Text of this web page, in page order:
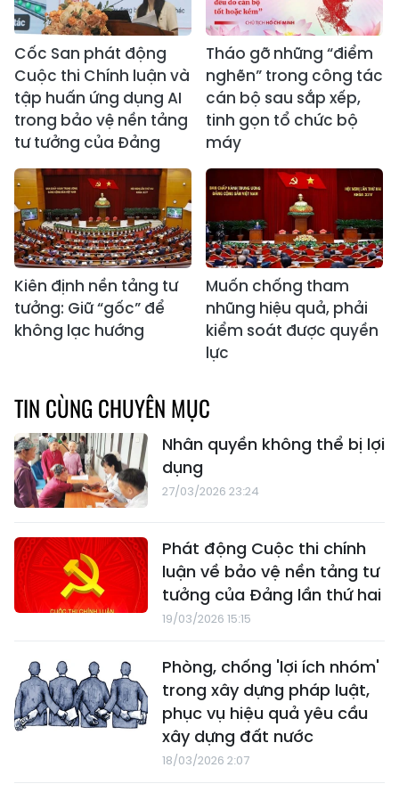
Cốc San phát động
Cuộc thi Chính luận và
tập huấn ứng dụng AI
trong bảo vệ nền tảng
tư tưởng của Đảng
Tháo gỡ những “điểm
nghẽn” trong công tác
cán bộ sau sắp xếp,
tinh gọn tổ chức bộ
máy
Kiên định nền tảng tư
tưởng: Giữ “gốc” để
không lạc hướng
Muốn chống tham
nhũng hiệu quả, phải
kiểm soát được quyền
lực
TIN CÙNG CHUYÊN MỤC
Nhân quyền không thể bị lợi
dụng
27/03/2026 23:24
Phát động Cuộc thi chính
luận về bảo vệ nền tảng tư
tưởng của Đảng lần thứ hai
19/03/2026 15:15
Phòng, chống 'lợi ích nhóm'
trong xây dựng pháp luật,
phục vụ hiệu quả yêu cầu
xây dựng đất nước
18/03/2026 2:07